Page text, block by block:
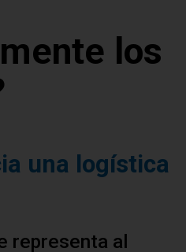
los
una logística
representa al